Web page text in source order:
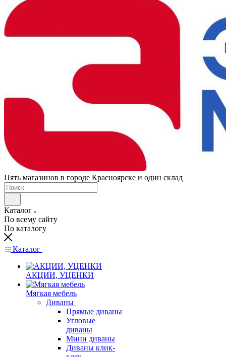
Пять магазинов в городе Красноярске и один склад
Каталог
По всему сайту
По каталогу
Каталог
АКЦИИ, УЦЕНКИ
Мягкая мебель
Диваны
Прямые диваны
Угловые
диваны
Мини диваны
Диваны клик-